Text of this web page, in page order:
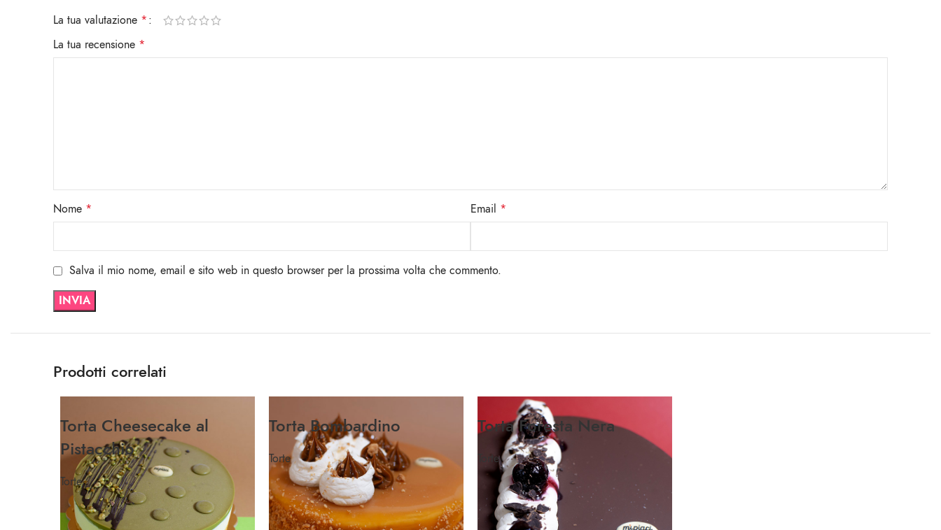
La tua valutazione *
La tua recensione *
Nome * Email *
Salva il mio nome, email e sito web in questo browser per la prossima volta che commento.
Prodotti correlati
Torta Cheesecake al
Pistacchio
Torte
Torta Bombardino
Torte
Torta Foresta Nera
Torte